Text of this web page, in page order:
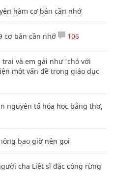
hàm cơ bản cần nhớ
cơ bản cần nhớ 106
và em gái như 'chó với
một vấn đề trong giáo dục
nguyên tố hóa học bằng thơ,
bao giờ nên gọi
cha Liệt sĩ đặc công rừng